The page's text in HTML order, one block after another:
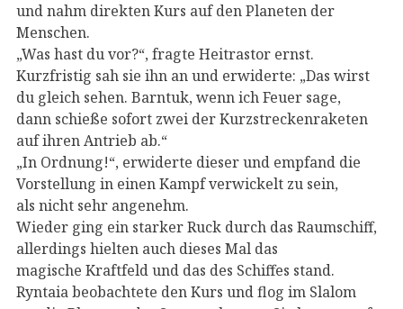
und nahm direkten Kurs auf den Planeten der
Menschen.
„Was hast du vor?“, fragte Heitrastor ernst.
Kurzfristig sah sie ihn an und erwiderte: „Das wirst
du gleich sehen. Barntuk, wenn ich Feuer sage,
dann schieße sofort zwei der Kurzstreckenraketen
auf ihren Antrieb ab.“
„In Ordnung!“, erwiderte dieser und empfand die
Vorstellung in einen Kampf verwickelt zu sein,
als nicht sehr angenehm.
Wieder ging ein starker Ruck durch das Raumschiff,
allerdings hielten auch dieses Mal das
magische Kraftfeld und das des Schiffes stand.
Ryntaia beobachtete den Kurs und flog im Slalom